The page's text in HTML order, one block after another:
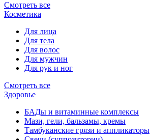
Смотреть все
Косметика
Для лица
Для тела
Для волос
Для мужчин
Для рук и ног
Смотреть все
Здоровье
БАДы и витаминные комплексы
Мази, гели, бальзамы, кремы
Тамбуканские грязи и аппликаторы